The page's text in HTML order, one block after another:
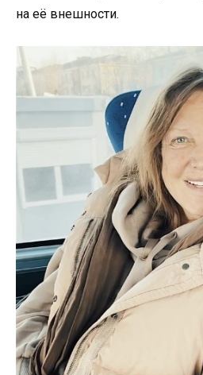
на её внешности.